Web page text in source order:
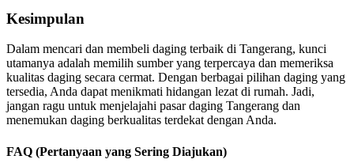
Kesimpulan
Dalam mencari dan membeli daging terbaik di Tangerang, kunci
utamanya adalah memilih sumber yang terpercaya dan memeriksa
kualitas daging secara cermat. Dengan berbagai pilihan daging yang
tersedia, Anda dapat menikmati hidangan lezat di rumah. Jadi,
jangan ragu untuk menjelajahi pasar daging Tangerang dan
menemukan daging berkualitas terdekat dengan Anda.
FAQ (Pertanyaan yang Sering Diajukan)